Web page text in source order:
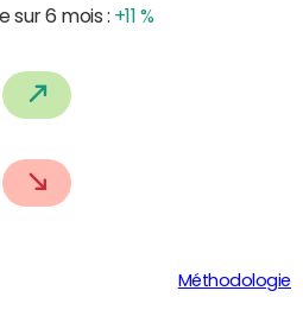
sur 6 mois : +11 %
Méthodologie